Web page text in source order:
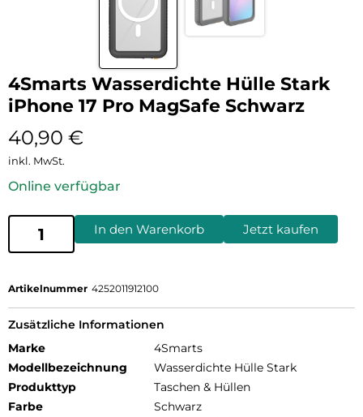
4Smarts Wasserdichte Hülle Stark
iPhone 17 Pro MagSafe Schwarz
40,90 €
inkl. MwSt.
Online verfügbar
In den Warenkorb Jetzt kaufen
Artikelnummer 4252011912100
Zusätzliche Informationen
Marke
4Smarts
Modellbezeichnung
Wasserdichte Hülle Stark
Produkttyp
Taschen & Hüllen
Farbe
Schwarz